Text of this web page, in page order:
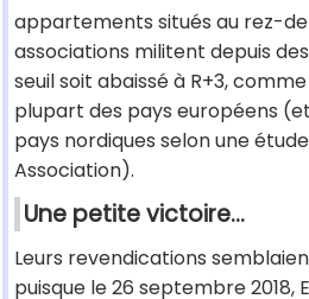
appartements situés au rez-
associations militent depuis
seuil soit abaissé à R+3,
plupart des pays européens
pays nordiques selon une
Association).
Une petite victoire…
Leurs revendications
puisque le 26 septembre 2018,